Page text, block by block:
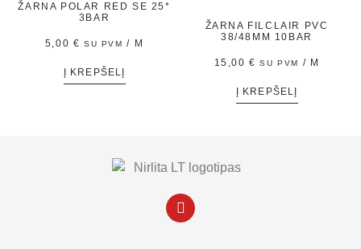
ŽARNA POLAR RED SE 25*
3BAR
5,00 € SU PVM / M
Į KREPŠELĮ
ŽARNA FILCLAIR PVC
38/48MM 10BAR
15,00€ SU PVM / M
Į KREPŠELĮ